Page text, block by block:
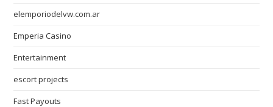
elemporiodelvw.com.ar
Emperia Casino
Entertainment
escort projects
Fast Payouts